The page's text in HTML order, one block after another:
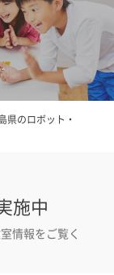
県のロボット・
施中
情報をご覧く